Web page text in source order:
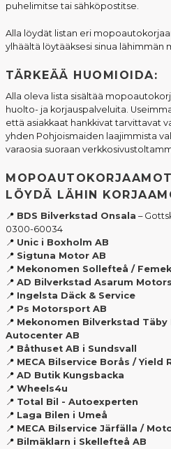
puhelimitse tai sähköpostitse.
Alla löydät listan eri
ylhäältä löytääksesi sinua lähimmän
TÄRKEÄÄ HUOMIOIDA:
Alla oleva lista sisältää
huolto- ja korjauspalveluita.
että asiakkaat hankkivat tarvittavat
yhden Pohjoismaiden laajimmista
varaosia suoraan
LÖYDÄ LÄHIN
📍 BDS Bilverkstad Onsala –
0300-60034
📍 Unic i Boxholm AB
📍 Sigtuna Motor AB
📍 Mekonomen Sollefteå /
📍 AD Bilverkstad Asarum
📍 Ingelsta Däck & Service
📍 Ps Motorsport AB
📍 Mekonomen Bilverkstad Täby
Autocenter AB
📍 Båthuset AB i Sundsvall
📍 MECA Bilservice Borås / Yield
📍 AD Butik Kungsbacka
📍 Wheels4u
📍 Total Bil - Autoexperten
📍 Laga Bilen i Umeå
📍 MECA Bilservice Järfälla /
📍 Bilmäklarn i Skellefteå AB